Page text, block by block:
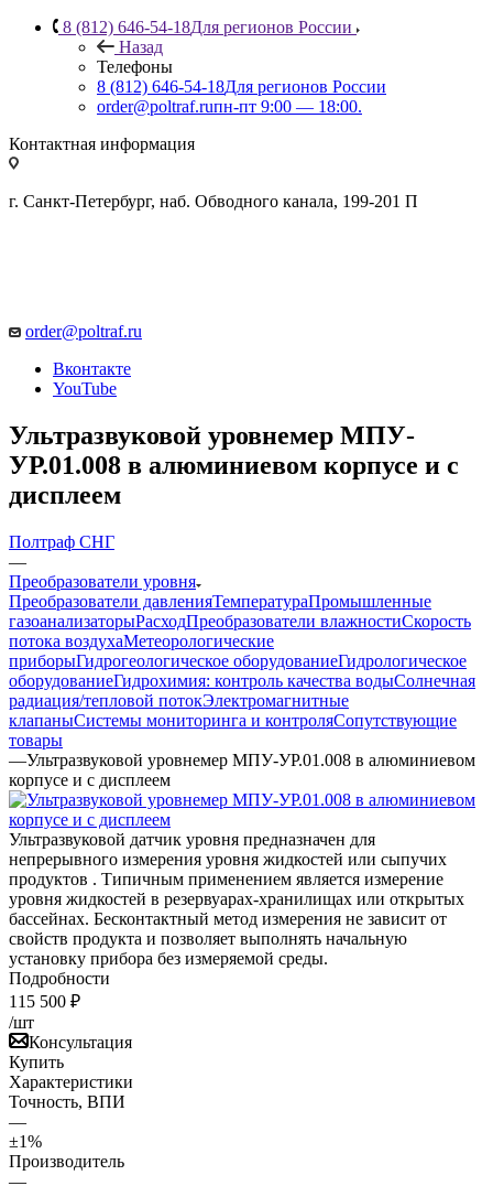
8 (812) 646-54-18Для регионов России
Назад
Телефоны
8 (812) 646-54-18Для регионов России
order@poltraf.ruпн-пт 9:00 — 18:00.
Контактная информация
г. Санкт-Петербург, наб. Обводного канала, 199-201 П
order@poltraf.ru
Вконтакте
YouTube
Ультразвуковой уровнемер МПУ-
УР.01.008 в алюминиевом корпусе и с
дисплеем
Полтраф СНГ
—
Преобразователи уровня
Преобразователи давленияТемператураПромышленные
газоанализаторыРасходПреобразователи влажностиСкорость
потока воздухаМетеорологические
приборыГидрогеологическое оборудованиеГидрологическое
оборудованиеГидрохимия: контроль качества водыСолнечная
радиация/тепловой потокЭлектромагнитные
клапаныСистемы мониторинга и контроляСопутствующие
товары
—Ультразвуковой уровнемер МПУ-УР.01.008 в алюминиевом
корпусе и с дисплеем
Ультразвуковой датчик уровня предназначен для
непрерывного измерения уровня жидкостей или сыпучих
продуктов . Типичным применением является измерение
уровня жидкостей в резервуарах-хранилищах или открытых
бассейнах. Бесконтактный метод измерения не зависит от
свойств продукта и позволяет выполнять начальную
установку прибора без измеряемой среды.
Подробности
115 500 ₽
/шт
Консультация
Купить
Характеристики
Точность, ВПИ
—
±1%
Производитель
—